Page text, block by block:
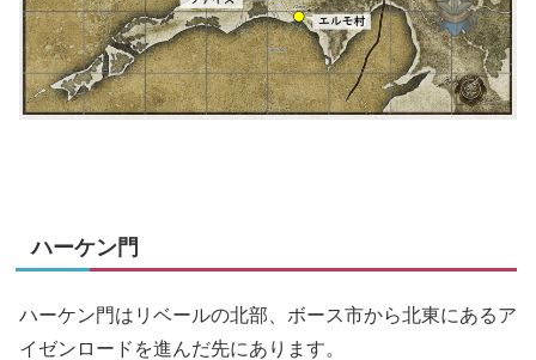
ハーケン門
ハーケン門はリベールの北部、ボース市から北東にあるア
イゼンロードを進んだ先にあります。